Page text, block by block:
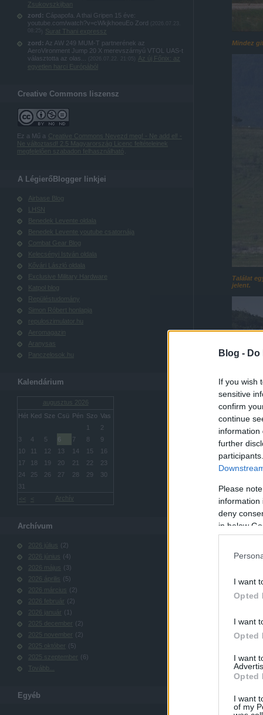
Blog -
If you wish
sensitive
confirm
continue
information
further
Please
information
deny
in below
I want
Opted
I want
Opted
I want
Opted
I want
of my
Zsukovszkijban
zord: Cápapofa. A thai Gripen 15 éve:
youtube.com/watch?v=cWkjkhoeuEo Zord
Surat Thani expressz
zord: Az AW 249 MUM-T partnerének az
AeroVironment Jump 20 X merevszárnyú VTOL UAS-t
választotta az olas...
Az új Főnix: az
egyetlen harci Európából
Creative Commons liszensz
Ez a Mű a Creative Commons Nevezd meg! - Ne add el! -
Ne változtasd! 2.5 Magyarország Licenc feltételeinek
megfelelően szabadon felhasználható
A LégierőBlogger linkjei
Airbase Blog
LHSN
Benedek Levente oldala
Benedek Levente youtube csatornája
Combat Gear Blog
Kelecsényi István oldala
Kővári László oldala
Exclusive Military Hardware
Katpol blog
Repüléstudomány
Simon Róbert honlapja
repuloszimulator.hu
Aeromagazin
Aranysas
Panczelosok.hu
Kalendárium
augusztus 2026
Hét Ked Sze Csü Pén Szo Vas
Archív
1
2
3
4 5 6 7 8
9
10
11 12 13 14 15
16
17
18 19 20 21 22
23
24
25 26 27 28 29
30
31
Archívum
2026 július (2)
2026 június (4)
2026 május (3)
2026 április (5)
2026 március (2)
2026 február (2)
2026 január ( 1 )
2025 december (2)
2025 november (2)
2025 október (5)
2025 szeptember (6 )
Tovább
Egyéb
Mindez
Találat
jelent.
Indítási